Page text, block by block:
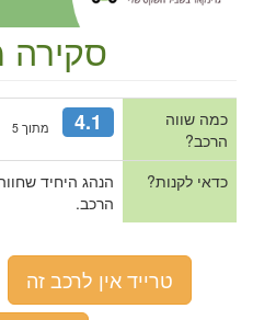
סקירה
כמה שווה
הרכב?
4.1 מתוך 5
כדאי לקנות?
הנהג היחיד
הרכב.
טרייד אין לרכב זה